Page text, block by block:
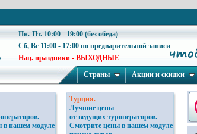
Пн.-Пт. 10:00 - 19:00 (без обеда)
Сб, Вс 11:00 - 17:00 по предварительной записи
Нац. праздники - ВЫХОДНЫЕ
Страны Акции и скидки
в нашем модуле
Турция.
Лучшие цены
от ведущих туроператоров.
Смотрите цены в нашем модуле